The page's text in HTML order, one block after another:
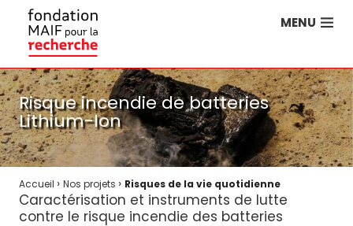
MENU
Risque incendie de batteries
Lithium-Ion
Accueil › Nos projets › Risques de la vie quotidienne
Caractérisation et instruments de lutte
contre le risque incendie des batteries